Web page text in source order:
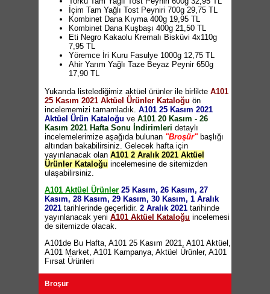
Luminarc Yemek Tabağı 21cm 8,95 TL
Luminarc Tatlı Tabağı 19cm 8,95 TL
Luminarc Kase 14cm 8,95 TL
Borcam Kapaklı Oval Tencere 2250cc +
1900cc 39,95 TL
Kaymaz Melamin Tepsi 22,50 TL
Bas-Aç Mikrodalga Saklama Kabı 3'lü 9,95 TL
Erzak Kabı 1,5 Litre 6,95 TL
Rooc Lazer Kesimli Bıçak 7,50 TL
Kesim Matı / Kaşıklık / Sepet 5,95 TL
Metal Mutfak Gereçleri 21,50 TL
Erinöz Yatarlı 3 Kişilik Salıncak 1.999 TL
Rattan Görünümlü Cam Tablalı Masa + 4
Sandalye 1.399 TL
Askılı Salıncak 1.499 TL
Metal Oturma Grubu 1.999 TL
Düğün Sandalyesi 119,95 TL
Piranha Dijital Yazı Tahtası 49,95 TL
Matchbox Üçlü Arabalar 24,95 TL
3 Boyutlu Puzzle Çeşitleri 12,95 TL
Etkinlik ve Boyama Kitapları 2,95 TL
İlk Kelimelerim 12,95 TL
Diş Fırçalık 2,50 TL
Ayakkabı Rampası 4,95 TL
Tornavida Seti 219,95 TL
Piranha Darbeli Matkap 179,95 TL
Piranha Avuç Taşlama 179,95 TL
İçim Tam Yağlı Tost Peyniri 700g 29,75 TL
Kombinet Dana Kıyma 400g 19,95 TL
Kombinet Dana Kuşbaşı 400g 21,50 TL
Eti Negro Kakaolu Kremalı Bisküvi 4x110g
7,95 TL
Yöremce İri Kuru Fasulye 1000g 12,75 TL
Ahir Yarım Yağlı Taze Beyaz Peynir 650g
17,90 TL
Gliss Şampuan Çeşitleri 500ml 18,90 TL
Ofçay Tiryakisine Siyah Çay 1000g 27,95 TL
Selpak Parfümlü Tuvalet Kağıdı 8'li 13,95 TL
(10 TL ve üzeri alışverişlerde geçerlidir)
Yudum Ayçiçek Yağı 1 Litre 18,45 TL
ve üzeri alışverişlerde geçerlidir)
Yukarıda listelediğimiz aktüel ürünler ile birlikte A101
25 Kasım 2021 Aktüel Ürünler Kataloğu ön
incelememizi tamamladık. A101 25 Kasım 2021
Aktüel Ürün Kataloğu ve A101 20 Kasım - 26
Kasım 2021 Hafta Sonu İndirimleri detaylı
incelemelerimize aşağıda bulunan "Broşür"başlığı
altından bakabilirsiniz. Gelecek hafta için
yayınlanacak olan A101 2 Aralık 2021 Aktüel
Ürünler Kataloğu incelemesine de sitemizden
ulaşabilirsiniz.
A101 Aktüel Ürünler 25 Kasım, 26 Kasım, 27
Kasım, 28 Kasım, 29 Kasım, 30 Kasım, 1 Aralık
2021 tarihlerinde geçerlidir. 2 Aralık 2021 tarihinde
yayınlanacak yeni A101 Aktüel Kataloğu incelemesi
de sitemizde olacak.
A101de Bu Hafta A101 25 Kasım 2021 A101 Aktüel
A101 Market A101 Kampanya Aktüel Ürünler, A101
Fırsat Ürünleri
Broşür